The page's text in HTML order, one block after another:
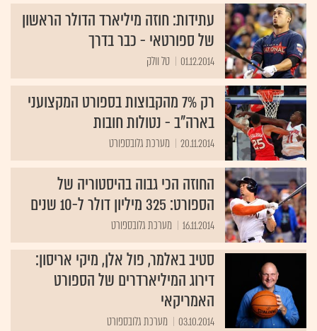
עתידות: חוזה מיליארד הדולר הראשון
של ספורטאי - כבר בדרך
01.12.2014 טל וולק
רק 7% מהקבוצות בספורט המקצועני
בארה"ב - נטולות חובות
20.11.2014 מערכת גלובספורט
החוזה הכי גבוה בהיסטוריה של
הספורט: 325 מיליון דולר ל-10 שנים
16.11.2014 מערכת גלובספורט
סטיב באלמר, פול אלן, מיקי אריסון:
דירוג המיליארדרים של הספורט
האמריקאי
03.10.2014 מערכת גלובספורט